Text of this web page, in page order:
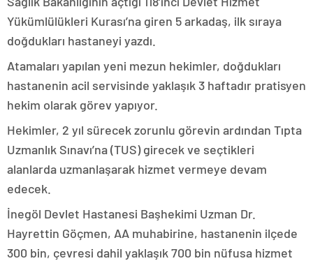
Yükümlülükleri Kurası’na giren 5 arkadaş, ilk sıraya
doğdukları hastaneyi yazdı.
Atamaları yapılan yeni mezun hekimler, doğdukları
hastanenin acil servisinde yaklaşık 3 haftadır pratisyen
hekim olarak görev yapıyor.
Hekimler, 2 yıl sürecek zorunlu görevin ardından Tıpta
Uzmanlık Sınavı’na (TUS) girecek ve seçtikleri
alanlarda uzmanlaşarak hizmet vermeye devam
edecek.
İnegöl Devlet Hastanesi Başhekimi Uzman Dr.
Hayrettin Göçmen, AA muhabirine, hastanenin ilçede
300 bin, çevresi dahil yaklaşık 700 bin nüfusa hizmet